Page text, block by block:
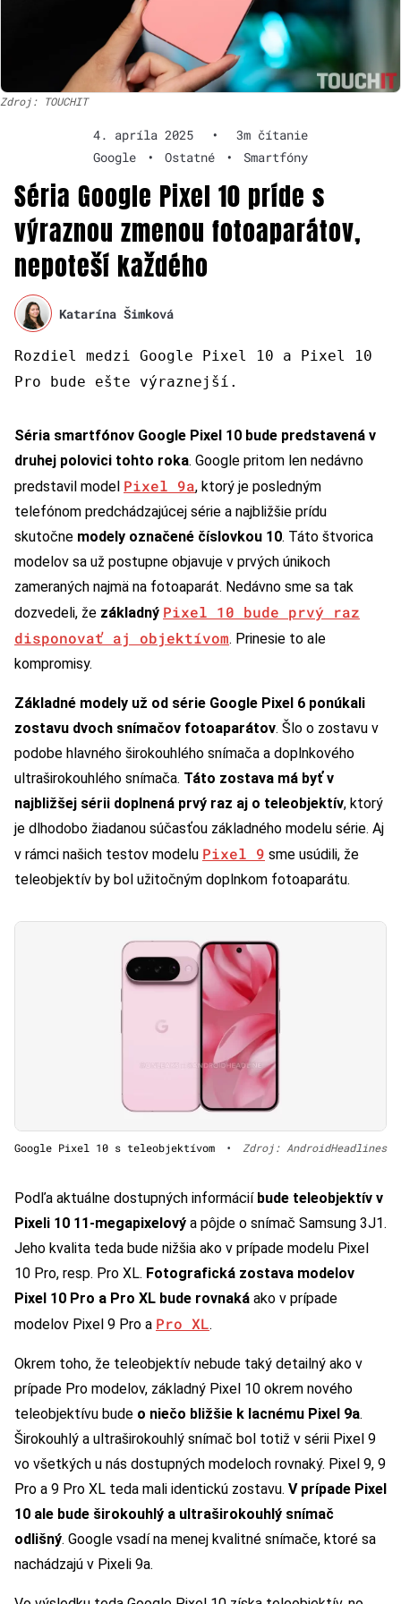
Zdroj: TOUCHIT
4. apríla 2025 •
3m čítanie
Google
• Ostatné • Smartfóny
Séria Google Pixel 10 príde s
výraznou zmenou fotoaparátov,
nepoteší každého
Katarína Šimková
Rozdiel medzi Google Pixel 10 a Pixel 10
Pro bude ešte výraznejší.
Séria smartfónov Google Pixel 10 bude predstavená v
druhej polovici tohto roka. Google pritom len nedávno
predstavil model Pixel 9a, ktorý je posledným
telefónom predchádzajúcej série a najbližšie prídu
skutočne modely označené číslovkou 10. Táto štvorica
modelov sa už postupne objavuje v prvých únikoch
zameraných najmä na fotoaparát. Nedávno sme sa tak
dozvedeli, že základný Pixel 10 bude prvý raz
disponovať aj objektívom. Prinesie to ale
kompromisy.
Základné modely už od série Google Pixel 6 ponúkali
zostavu dvoch snímačov fotoaparátov. Šlo o zostavu v
podobe hlavného širokouhlého snímača a doplnkového
ultraširokouhlého snímača. Táto zostava má byť v
najbližšej sérii doplnená prvý raz aj o teleobjektív, ktorý
je dlhodobo žiadanou súčasťou základného modelu série. Aj
v rámci našich testov modelu Pixel 9 sme usúdili, že
teleobjektív by bol užitočným doplnkom fotoaparátu.
Google Pixel 10 s teleobjektívom • Zdroj: AndroidHeadlines
Podľa aktuálne dostupných informácií bude teleobjektív v
Pixeli 10 11-megapixelový a pôjde o snímač Samsung 3J1.
Jeho kvalita teda bude nižšia ako v prípade modelu Pixel
10 Pro, resp. Pro XL. Fotografická zostava modelov
Pixel 10 Pro a Pro XL bude rovnaká ako v prípade
modelov Pixel 9 Pro a Pro XL.
Okrem toho, že teleobjektív nebude taký detailný ako v
prípade Pro modelov, základný Pixel 10 okrem nového
teleobjektívu bude o niečo bližšie k lacnému Pixel 9a.
Širokouhlý a ultraširokouhlý snímač bol totiž v sérii Pixel 9
vo všetkých u nás dostupných modeloch rovnaký. Pixel 9, 9
Pro a 9 Pro XL teda mali identickú zostavu. V prípade Pixel
10 ale bude širokouhlý a ultraširokouhlý snímač
odlišný. Google vsadí na menej kvalitné snímače, ktoré sa
nachádzajú v Pixeli 9a.